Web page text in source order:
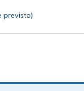
previsto)